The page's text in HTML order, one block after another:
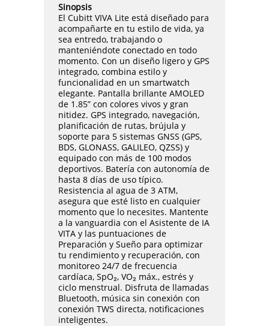
Sinopsis
El Cubitt VIVA Lite está diseñado para
acompañarte en tu estilo de vida, ya
sea entredo, trabajando o
manteniéndote conectado en todo
momento. Con un diseño ligero y GPS
integrado, combina estilo y
funcionalidad en un smartwatch
elegante. Pantalla brillante AMOLED
de 1.85” con colores vivos y gran
nitidez. GPS integrado, navegación,
planificación de rutas, brújula y
soporte para 5 sistemas GNSS (GPS,
BDS, GLONASS, GALILEO, QZSS) y
equipado con más de 100 modos
deportivos. Batería con autonomía de
hasta 8 días de uso típico.
Resistencia al agua de 3 ATM,
asegura que esté listo en cualquier
momento que lo necesites. Mantente
a la vanguardia con el Asistente de IA
VITA y las puntuaciones de
Preparación y Sueño para optimizar
tu rendimiento y recuperación, con
monitoreo 24/7 de frecuencia
cardíaca, SpO₂, VO₂ máx., estrés y
ciclo menstrual. Disfruta de llamadas
Bluetooth, música sin conexión con
conexión TWS directa, notificaciones
inteligentes.